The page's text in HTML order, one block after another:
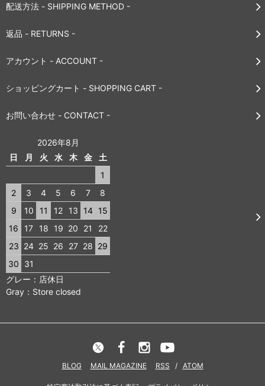
配送方法 - SHIPPING METHOD -
返品 - RETURNS -
アカウント - ACCOUNT -
ショッピングカート - SHOPPING CART -
お問い合わせ - CONTACT -
2026年8月
日
月 火 水 木 金
土
1
2
3 4 5 6 7
8
9
10 11 12 13 14
15
16
17 18 19 20 21
22
23 24 25 26 27 28 29
30
31
グレー：店休日
Gray：Store closed
BLOG MAIL MAGAZINE RSS / ATOM